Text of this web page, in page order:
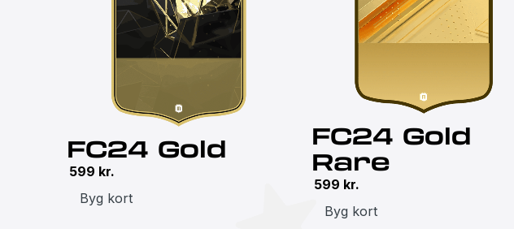
FC24 Gold
599 kr.
Byg kort
FC24 Gold
Rare
599 kr.
Byg kort